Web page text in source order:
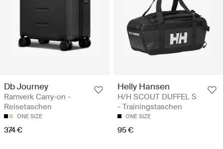
Db Journey
Ramverk Carry-on -
Reisetaschen
ONE SIZE
374 €
Helly Hansen
H/H SCOUT DUFFEL S
- Trainingstaschen
ONE SIZE
95 €